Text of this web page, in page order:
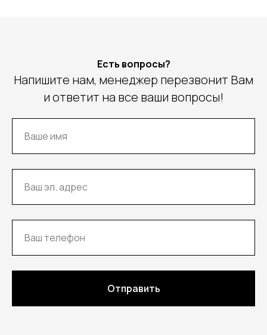
Есть вопросы?
Напишите нам, менеджер перезвонит Вам
и ответит на все ваши вопросы!
Отправить